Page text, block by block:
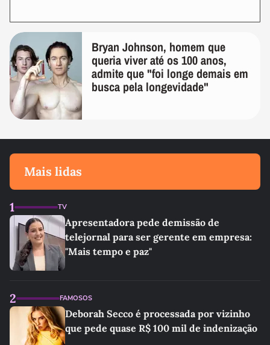
Bryan Johnson, homem que
queria viver até os 100 anos,
admite que "foi longe demais em
busca pela longevidade"
Mais lidas
1 TV
Apresentadora pede demissão de
telejornal para ser gerente em empresa:
"Mais tempo e paz"
2 FAMOSOS
Deborah Secco é processada por vizinho
que pede quase R$ 100 mil de indenização